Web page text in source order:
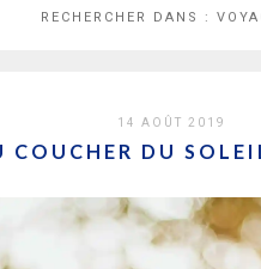
RECHERCHER DANS :
14 AOÛT 2019
COUCHER DU